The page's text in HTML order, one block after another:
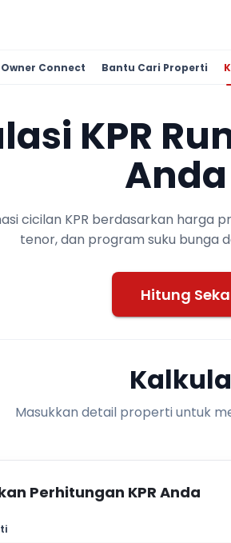
Owner Connect Bantu Cari Properti
KPR
Anda
cicilan KPR berdasarkan harga
tenor, dan program suku bunga
Hitung
Masukkan detail properti untuk
Perhitungan KPR Anda